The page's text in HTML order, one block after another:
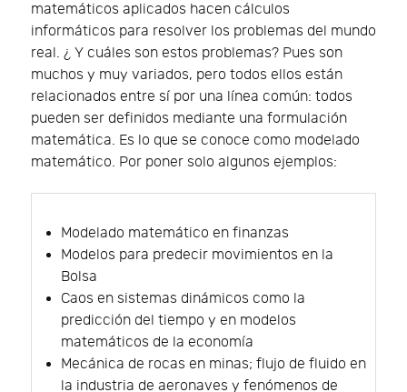
matemáticos aplicados hacen cálculos
informáticos para resolver los problemas del mundo
real. ¿ Y cuáles son estos problemas? Pues son
muchos y muy variados, pero todos ellos están
relacionados entre sí por una línea común: todos
pueden ser definidos mediante una formulación
matemática. Es lo que se conoce como modelado
matemático. Por poner solo algunos ejemplos:
Modelado matemático en finanzas
Modelos para predecir movimientos en la
Bolsa
Caos en sistemas dinámicos como la
predicción del tiempo y en modelos
matemáticos de la economía
Mecánica de rocas en minas; flujo de fluido en
la industria de aeronaves y fenómenos de